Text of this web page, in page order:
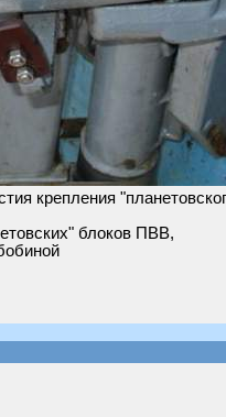
крепления
блоков ПВВ,